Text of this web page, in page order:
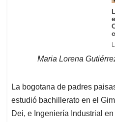
Maria Lorena
La bogotana de padres
estudió bachillerato en el
Dei, e Ingeniería Industrial